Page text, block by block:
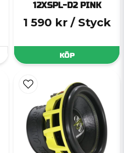
12XSPL-D2 PINK
1 590 kr / Styck
KÖP